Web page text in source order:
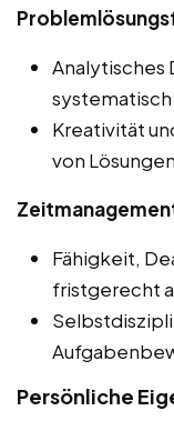
Analytisches
Kreativität
von
Fähigkeit,
fristgerecht
Persönliche